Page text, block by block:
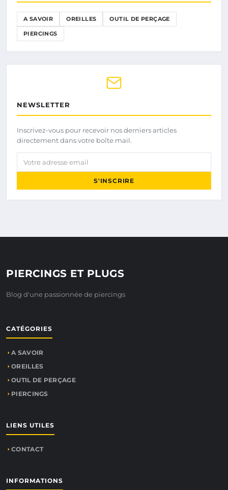
A SAVOIR OREILLES OUTIL DE PERÇAGE
PIERCINGS
NEWSLETTER
Inscrivez-vous pour recevoir nos derniers articles
directement dans votre boîte mail.
Votre adresse email
S'INSCRIRE
PIERCINGS ET PLUGS
Blog d'une passionnée de piercings
CATÉGORIES
A SAVOIR
OREILLES
OUTIL DE PERÇAGE
PIERCINGS
LIENS UTILES
CONTACT
INFORMATIONS